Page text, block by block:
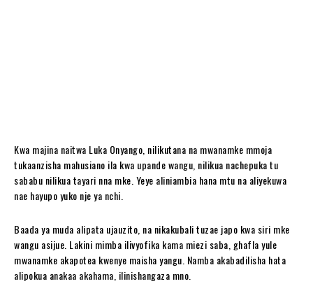
Kwa majina naitwa Luka Onyango, nilikutana na mwanamke mmoja
tukaanzisha mahusiano ila kwa upande wangu, nilikua nachepuka tu
sababu nilikua tayari nna mke. Yeye aliniambia hana mtu na aliyekuwa
nae hayupo yuko nje ya nchi.
Baada ya muda alipata ujauzito, na nikakubali tuzae japo kwa siri mke
wangu asijue. Lakini mimba ilivyofika kama miezi saba, ghafla yule
mwanamke akapotea kwenye maisha yangu. Namba akabadilisha hata
alipokua anakaa akahama, ilinishangaza mno.